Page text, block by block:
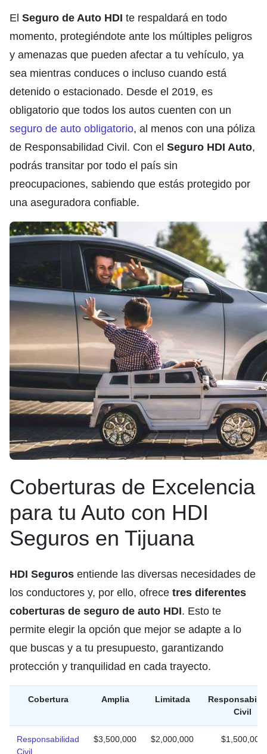
El Seguro de Auto HDI te respaldará en todo
momento, protegiéndote ante los múltiples peligros
y amenazas que pueden afectar a tu vehículo, ya
sea mientras conduces o incluso cuando está
detenido o estacionado. Desde el 2019, es
obligatorio que todos los autos cuenten con un
seguro de auto obligatorio, al menos con una póliza
de Responsabilidad Civil. Con el Seguro HDI Auto,
podrás transitar por todo el país sin
preocupaciones, sabiendo que estás protegido por
una aseguradora confiable.
Coberturas de Excelencia
para tu Auto con HDI
Seguros en Tijuana
HDI Seguros entiende las diversas necesidades de
los conductores y, por ello, ofrece tres diferentes
coberturas de seguro de auto HDI. Esto te
permite elegir la opción que mejor se adapte a lo
que buscas y a tu presupuesto, garantizando
protección y tranquilidad en cada trayecto.
Cobertura Amplia Limitada
Civil
Responsabilidad
Civil
$3,500,000 $2,000,000 $1,500,000